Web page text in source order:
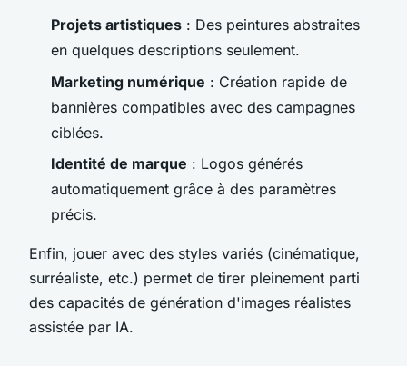
Projets artistiques : Des peintures abstraites
en quelques descriptions seulement.
Marketing numérique : Création rapide de
bannières compatibles avec des campagnes
ciblées.
Identité de marque : Logos générés
automatiquement grâce à des paramètres
précis.
Enfin, jouer avec des styles variés (cinématique,
surréaliste, etc.) permet de tirer pleinement parti
des capacités de génération d'images réalistes
assistée par IA.